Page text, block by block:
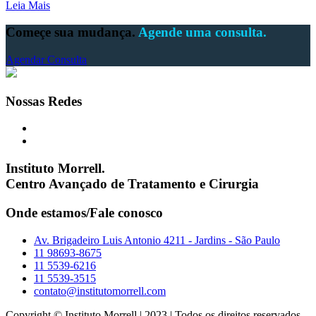
Leia Mais
Começe sua mudança. Agende uma consulta.
Agendar Consulta
Nossas Redes
Instituto Morrell.
Centro Avançado de Tratamento e Cirurgia
Onde estamos/Fale conosco
Av. Brigadeiro Luis Antonio 4211 - Jardins - São Paulo
11 98693-8675
11 5539-6216
11 5539-3515
contato@institutomorrell.com